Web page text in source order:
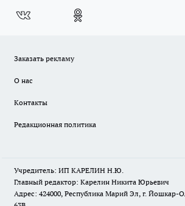
Заказать рекламу
О нас
Контакты
Редакционная политика
Учредитель: ИП КАРЕЛИН Н.Ю.
Главный редактор: Карелин Никита Юрьевич
Адрес: 424000, Республика Марий Эл, г. Йошкар-